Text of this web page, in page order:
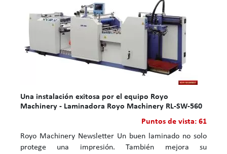
Una instalación exitosa por el equipo Royo
Machinery - Laminadora Royo Machinery RL-SW-560
Puntos de vista: 61
Royo Machinery Newsletter Un buen laminado no solo
protege una impresión. También mejora su